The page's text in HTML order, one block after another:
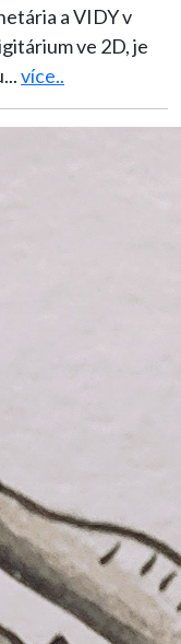
a VIDY v
ve 2D, je
...více..